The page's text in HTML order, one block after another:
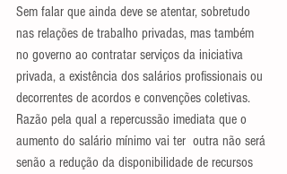
Sem falar que ainda deve se atentar, sobretudo
nas relações de trabalho privadas, mas também
no governo ao contratar serviços da iniciativa
privada, a existência dos salários profissionais ou
decorrentes de acordos e convenções coletivas.
Razão pela qual a repercussão imediata que o
aumento do salário mínimo vai ter  outra não será
senão a redução da disponibilidade de recursos